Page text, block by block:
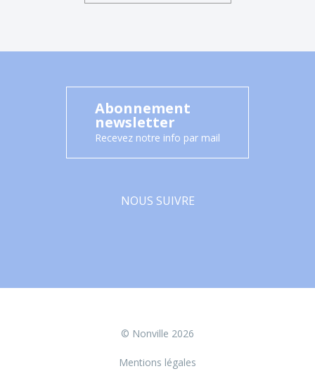
Abonnement
newsletter
Recevez notre info par mail
NOUS SUIVRE
© Nonville 2026
Mentions légales